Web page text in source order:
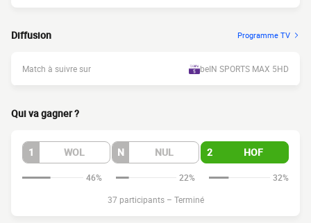
Diffusion Programme TV
Match à suivre sur beIN SPORTS MAX 5HD
Qui va gagner ?
1 WOL N NUL 2 HOF
46% 22%
32%
37 participants – Terminé